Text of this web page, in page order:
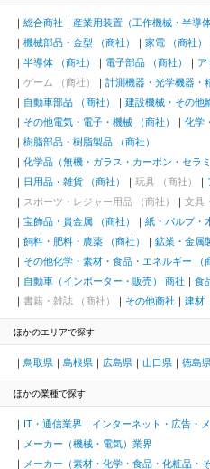
総合商社
産業用装置（工作機械・半導
機械部品・金型 （商社）
家電 （商社）
半導体 （商社）
電子部品 （商社）
ア
ゲーム （商社）
計測機器・光学機器・
自動車部品 （商社）
建設機械・その他
その他電気・電子・機械 （商社）
化学
樹脂部品・樹脂製品 （商社）
化学品（無機・ガラス・カーボン・セラ
日用品・雑貨 （商社）
玩具 （商社）
スポーツ・レジャー用品 （商社）
文具
宝飾品・貴金属 （商社）
紙・パルプ・
飼料・肥料・農薬 （商社）
鉱業・金属
その他化学・素材・食品・エネルギー （
自動車（インポーター・販売） 商社
食
書籍・雑誌 （商社）
その他商社 建材
ほかのエリアで探す
鳥取県 島根県 広島県 山口県 徳島
ほかの業種で探す
IT・通信業界
インターネット・広告・
メーカー（機械・電気）業界
メーカー（素材・化学・食品・化粧品・